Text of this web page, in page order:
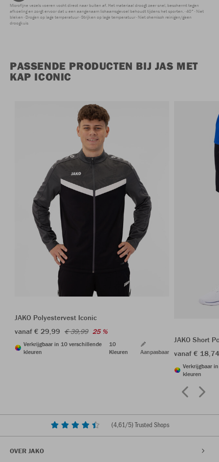
Microfijne vezels voeren vocht direct naar buiten af. Het materiaal droogt zeer snel, beschermt tegen
afkoeling en zorgt ervoor dat u een aangenaam lichaamsgevoel behoudt tijdens het sporten. 40° Niet
bleken Drogen op lage temperatuur Strijken op lage temperatuur Niet chemisch reinigen/geen
droogkuis
PASSENDE PRODUCTEN BIJ JAS MET
KAP ICONIC
JAKO Polyestervest Iconic
vanaf € 29,99 € 39,99 25 %
Verkrijgbaar in 10 verschillende
kleuren
10
Kleuren
Aanpasbaar
JAKO Short
vanaf €
Verkrijgbaar
kleuren
(4,61/5) Trusted Shops
OVER JAKO